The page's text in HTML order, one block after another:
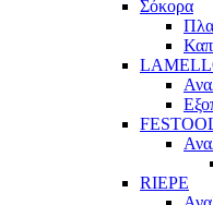
Σόκορα
RIEPE